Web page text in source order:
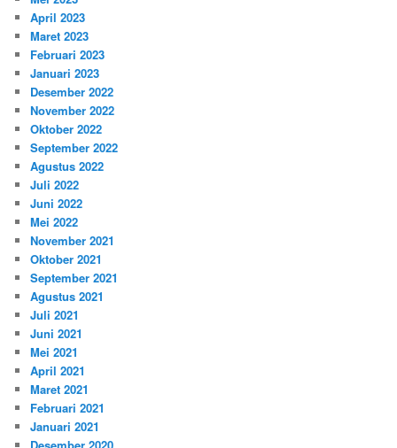
April 2023
Maret 2023
Februari 2023
Januari 2023
Desember 2022
November 2022
Oktober 2022
September 2022
Agustus 2022
Juli 2022
Juni 2022
Mei 2022
November 2021
Oktober 2021
September 2021
Agustus 2021
Juli 2021
Juni 2021
Mei 2021
April 2021
Maret 2021
Februari 2021
Januari 2021